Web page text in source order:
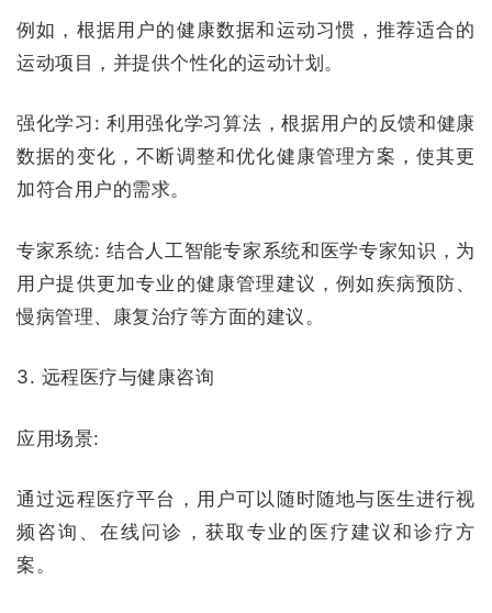
例如，根据用户的健康数据和运动习惯，推荐适合的
运动项目，并提供个性化的运动计划。
强化学习: 利用强化学习算法，根据用户的反馈和健康
数据的变化，不断调整和优化健康管理方案，使其更
加符合用户的需求。
专家系统: 结合人工智能专家系统和医学专家知识，为
用户提供更加专业的健康管理建议，例如疾病预防、
慢病管理、康复治疗等方面的建议。
3. 远程医疗与健康咨询
应用场景:
通过远程医疗平台，用户可以随时随地与医生进行视
频咨询、在线问诊，获取专业的医疗建议和诊疗方
案。